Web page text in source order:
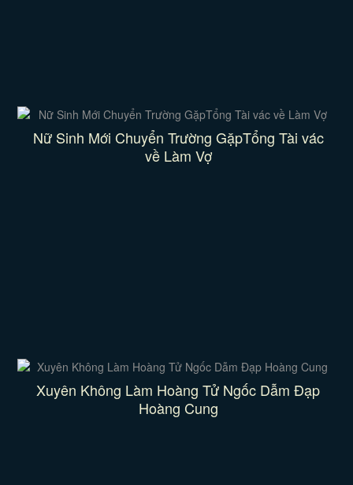
Nữ Sinh Mới Chuyển Trường GặpTổng Tài vác
về Làm Vợ
Xuyên Không Làm Hoàng Tử Ngốc Dẫm Đạp
Hoàng Cung